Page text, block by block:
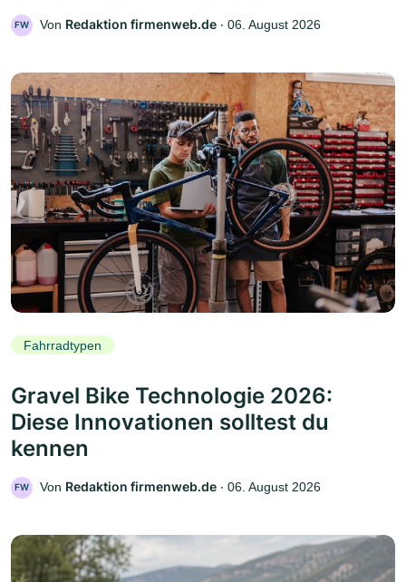
FW Von Redaktion firmenweb.de ‧ 06. August 2026
Fahrradtypen
Gravel Bike Technologie 2026:
Diese Innovationen solltest du
kennen
FW Von Redaktion firmenweb.de ‧ 06. August 2026